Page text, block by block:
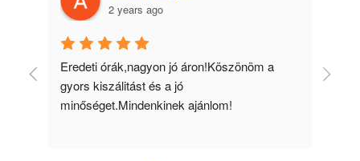
2 years ago
Eredeti órák,nagyon jó áron!Köszönöm a
gyors kiszálitást és a jó
minőséget.Mindenkinek ajánlom!